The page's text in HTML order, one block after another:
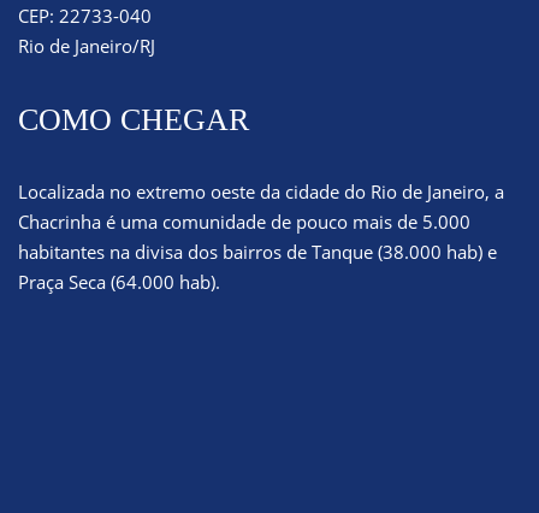
CEP: 22733-040
Rio de Janeiro/RJ
COMO CHEGAR
Localizada no extremo oeste da cidade do Rio de Janeiro, a
Chacrinha é uma comunidade de pouco mais de 5.000
habitantes na divisa dos bairros de Tanque (38.000 hab) e
Praça Seca (64.000 hab).